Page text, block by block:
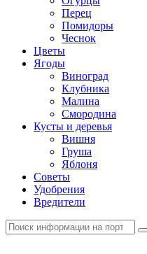
Перец
Помидоры
Чеснок
Цветы
Ягоды
Виноград
Клубника
Малина
Смородина
Кусты и деревья
Вишня
Груша
Яблоня
Советы
Удобрения
Вредители